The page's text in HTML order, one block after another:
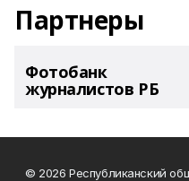
Партнеры
Фотобанк
журналистов РБ
© 2026 Республиканский